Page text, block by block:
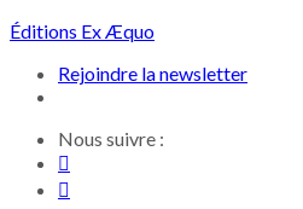
Skip
content
Éditions Ex Æquo
Rejoindre la newsletter
Nous suivre :